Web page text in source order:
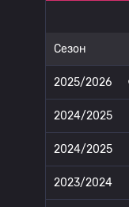
Сезон
2025/2026
2024/2025
2024/2025
2023/2024